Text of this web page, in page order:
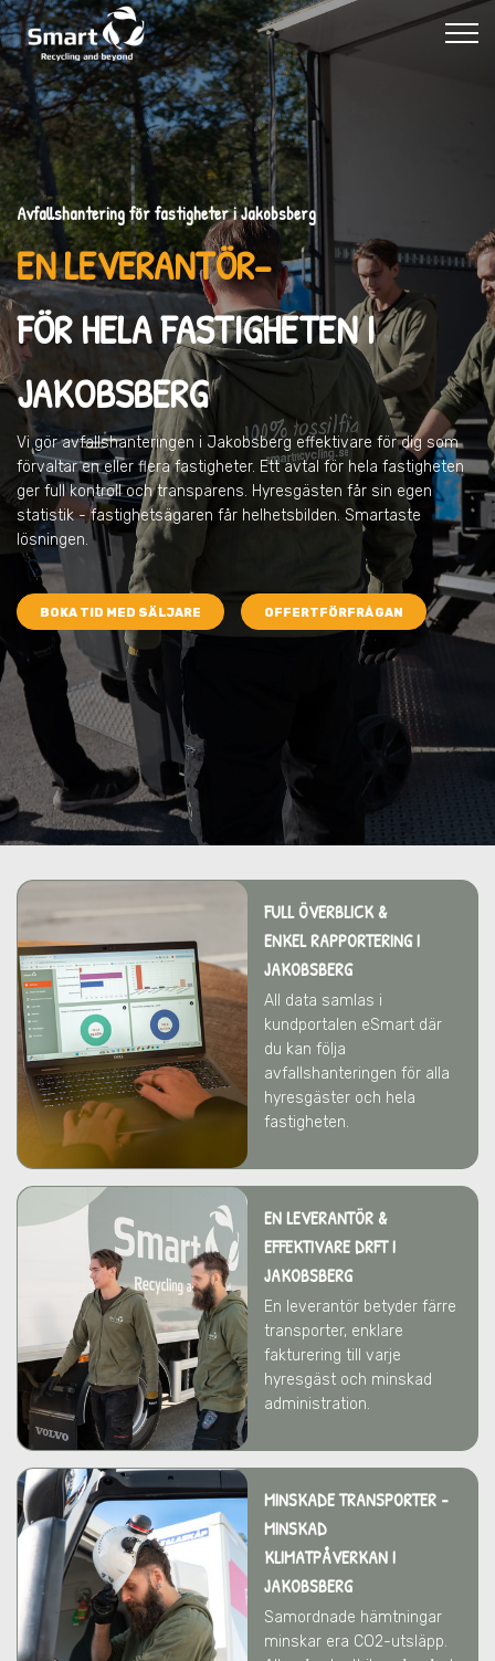
Avfallshantering för fastigheter i Jakobsberg
EN LEVERANTÖR–
FÖR HELA FASTIGHETEN I
JAKOBSBERG
Vi gör avfallshanteringen i Jakobsbergeffektivare för dig som
förvaltar en eller flera fastigheter. Ett avtal för hela fastigheten
ger full kontroll och transparens. Hyresgästen får sin egen
statistik - fastighetsägaren får helhetsbilden. Smartaste
lösningen.
BOKA TID MED SÄLJARE OFFERTFÖRFRÅGAN
FULL ÖVERBLICK &
ENKEL RAPPORTERING I
JAKOBSBERG
All data samlas i
kundportalen eSmart där
du kan följa
avfallshanteringen för alla
hyresgäster och hela
fastigheten.
EN LEVERANTÖR &
EFFEKTIVARE DRFTI
JAKOBSBERG
En leverantör betyder färre
transporter, enklare
fakturering till varje
hyresgäst och minskad
administration.
MINSKADE TRANSPORTER -
MINSKAD
KLIMATPÅVERKANI
JAKOBSBERG
Samordnade hämtningar
minskar era CO2-utsläpp.